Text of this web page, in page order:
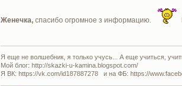
Женечка,спасибо огромное з информацию.
Я еще не волшебник, я только учусь... А еще учиться,
Мой блог: http://skazki-u-kamina.blogspot.com/
Я ВК: https://vk.com/id187887278 и на ФБ: https://